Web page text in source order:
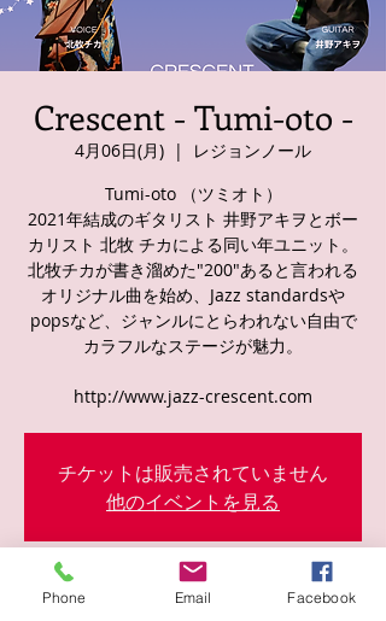
Crescent - Tumi-oto -
4月06日(月)
  |
レジョンノール
Tumi-oto （ツミオト）
2021年結成のギタリスト 井野アキヲとボー
カリスト 北牧 チカによる同い年ユニット。
北牧チカが書き溜めた"200"あると言われる
オリジナル曲を始め、Jazz standardsや
popsなど、ジャンルにとらわれない自由で
カラフルなステージが魅力。
http://www.jazz-crescent.com
チケットは販売されていません
他のイベントを見る
日時・場所
Phone Email Facebook